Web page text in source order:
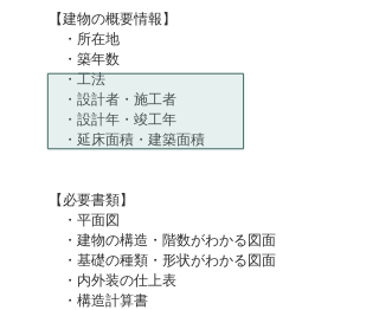
【建物の概要情報】
・所在地
・築年数
・工法
・設計者・施工者
・設計年・竣工年
・延床面積・建築面積
【必要書類】
・平面図
・建物の構造・階数がわかる図面
・基礎の種類・形状がわかる図面
・内外装の仕上表
・構造計算書